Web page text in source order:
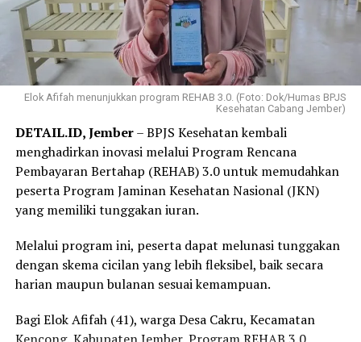
Elok Afifah menunjukkan program REHAB 3.0. (Foto: Dok/Humas BPJS
Kesehatan Cabang Jember)
DETAIL.ID, Jember– BPJS Kesehatan kembali
menghadirkan inovasi melalui Program Rencana
Pembayaran Bertahap (REHAB) 3.0 untuk memudahkan
peserta Program Jaminan Kesehatan Nasional (JKN)
yang memiliki tunggakan iuran.
Melalui program ini, peserta dapat melunasi tunggakan
dengan skema cicilan yang lebih fleksibel, baik secara
harian maupun bulanan sesuai kemampuan.
Bagi Elok Afifah (41), warga Desa Cakru, Kecamatan